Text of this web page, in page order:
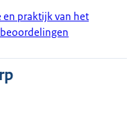
en praktijk van het